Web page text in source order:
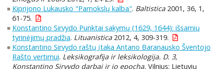
Kiprijono Lukausko "Pamokslų kalba". Baltistica2001, 36, 1,
61-75.
Konstantino Sirvydo Punktai sakymų (1629, 1644): išsamių
tyrinėjimų pradžia. Lituanistica2012, 4, 309-319.
Konstantino Sirvydo raštų įtaka Antano Baranausko Šventojo
Rašto vertimui. Leksikografija ir leksikologija. D. 3,
Konstantino Sirvydo darbai ir jo epocha. Vilnius: Lietuvių